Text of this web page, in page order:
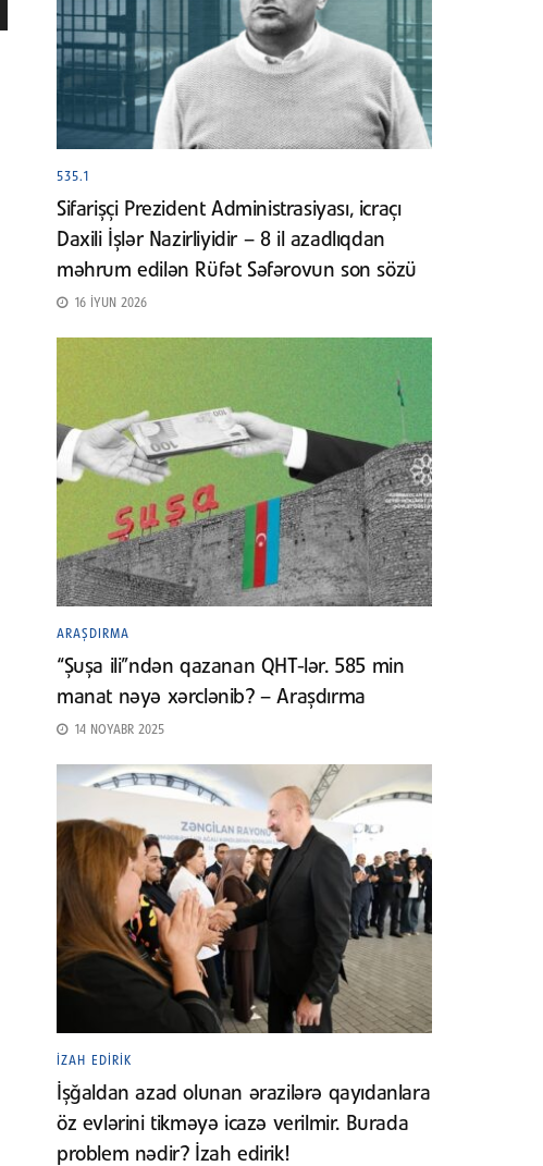
535.1
Sifarişçi Prezident Administrasiyası, icraçı
Daxili İşlər Nazirliyidir – 8 il azadlıqdan
məhrum edilən Rüfət Səfərovun son sözü
16 İYUN 2026
ARAŞDIRMA
“Şuşa ili”ndən qazanan QHT-lər. 585 min
manat nəyə xərclənib? – Araşdırma
14 NOYABR 2025
İZAH EDIRIK
İşğaldan azad olunan ərazilərə qayıdanlara
öz evlərini tikməyə icazə verilmir. Burada
problem nədir? İzah edirik!